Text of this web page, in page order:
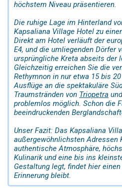
höchstem Niveau präsentieren.
Die ruhige Lage im Hinterland
Kapsaliana Village Hotel zu
Direkt am Hotel verläuft der
E4, und die umliegenden Dörfer
ursprüngliche Kreta abseits der
Gleichzeitig erreichen Sie die
Rethymnon in nur etwa 15 bis
Ausflüge an die spektakuläre
Traumstränden von Triopetra
problemlos möglich. Schon die
beeindruckenden
Unser Fazit: Das Kapsaliana
außergewöhnlichsten Adressen
authentische Atmosphäre,
Kulinarik und eine bis ins
Gestaltung legt, findet hier
Erinnerung bleibt.